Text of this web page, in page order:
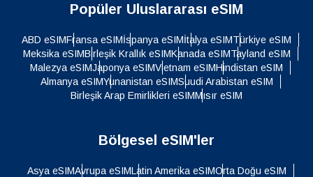
Popüler Uluslararası eSIM
ABD eSIMFransa eSIMİspanya eSIMİtalya eSIMTürkiye eSIM
Meksika eSIMBirleşik Krallık eSIMKanada eSIMTayland eSIM
Malezya eSIMJaponya eSIMVietnam eSIMHindistan eSIM
Almanya eSIMYunanistan eSIMSuudi Arabistan eSIM
Birleşik Arap Emirlikleri eSIMMısır eSIM
Bölgesel eSIM'ler
Asya eSIMAvrupa eSIMLatin Amerika eSIMOrta Doğu eSIM